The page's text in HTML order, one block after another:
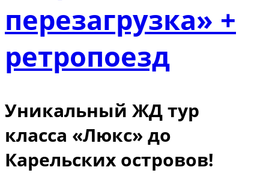
перезагрузка» +
ретропоезд
Уникальный ЖД тур
класса «Люкс» до
Карельских островов!